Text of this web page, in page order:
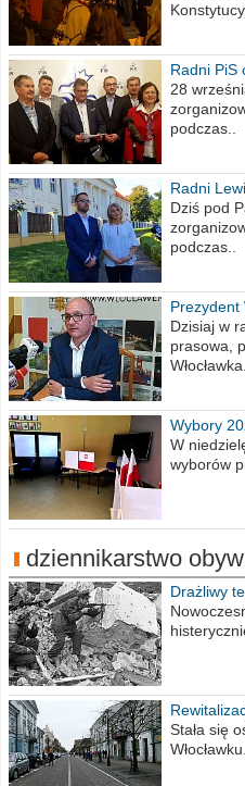
Radni PiS
na 2021
28
podczas..
Radni
Wiesława
Dziś pod
podczas..
Prezydent
obrażajmy
Dzisiaj w
prasowa,
Wybory
procent
W
wyborów
dziennikarstwo
Drażliwy
Stała się